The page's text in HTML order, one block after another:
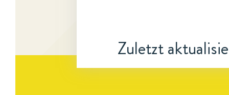
Zuletzt